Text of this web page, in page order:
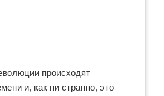
происходят
и, как ни странно, это